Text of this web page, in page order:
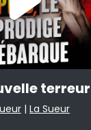
terreur
| La Sueur